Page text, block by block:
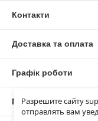
Разрешите сайту
отправлять вам
Контакти
Доставка та оплата
Графік роботи
Повна версія сайту